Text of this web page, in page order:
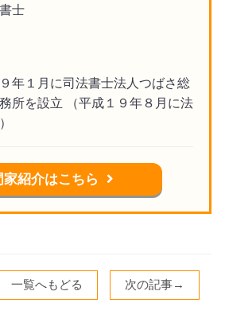
士
年１月に司法書士法人つばさ総
所を設立 （平成１９年８月に法
家紹介はこちら
一覧へもどる 次の記事→